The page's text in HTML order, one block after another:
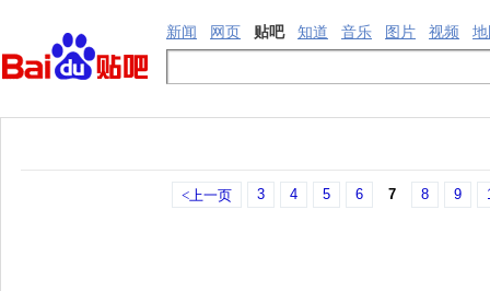
新闻 网页 贴吧 知道 音乐 图片 视频
<上一页 3 4 5 6 7 8 9